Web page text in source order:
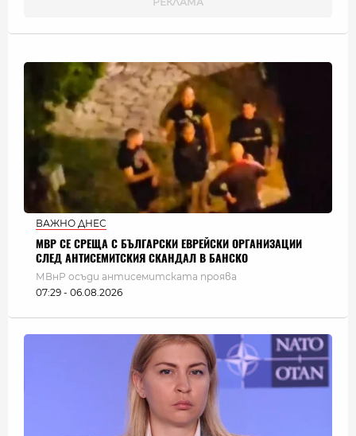
ВАЖНО ДНЕС
МВР СЕ СРЕЩА С БЪЛГАРСКИ ЕВРЕЙСКИ ОРГАНИЗАЦИИ
СЛЕД АНТИСЕМИТСКИЯ СКАНДАЛ В БАНСКО
МВнР осъди антисемитската проява
07:29 - 06.08.2026